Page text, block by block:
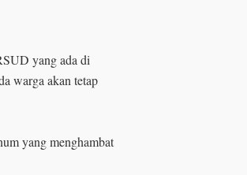
yang ada di
warga akan tetap
yang menghambat